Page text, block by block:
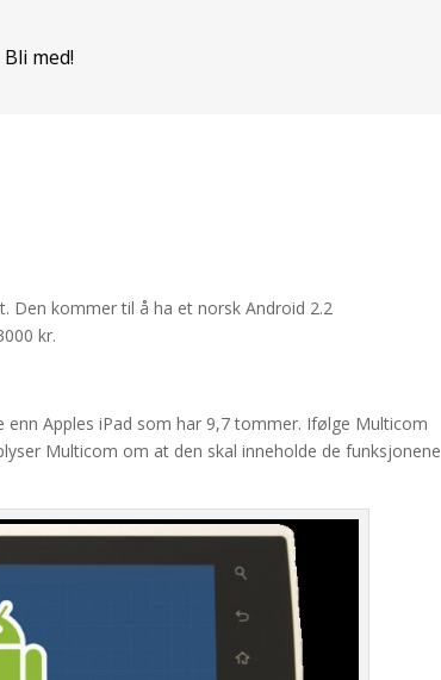
Bli med!
Den kommer til å ha et norsk Android 2.2
kr.
Apples iPad som har 9,7 tommer. Ifølge Multicom
Multicom om at den skal inneholde de funksjonene